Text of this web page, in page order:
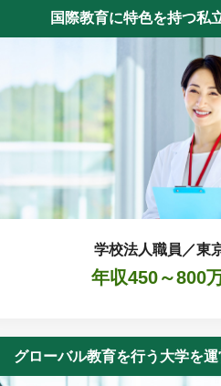
国際教育に特色を持つ私
学校法人職員／東
年収450～800
グローバル教育を行う大学を